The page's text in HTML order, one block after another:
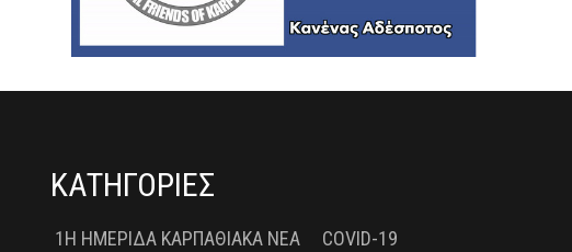
ΚΑΤΗΓΟΡΙΕΣ
1Η ΗΜΕΡΊΔΑ ΚΑΡΠΑΘΙΑΚΆ ΝΈΑ
COVID-19